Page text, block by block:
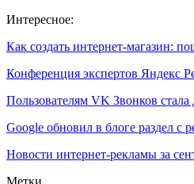
Интересное:
Как создать интернет-магазин:
Конференция экспертов Яндекс
Пользователям VK Звонков
Google обновил в блоге раздел с
Новости интернет-рекламы за
Метки